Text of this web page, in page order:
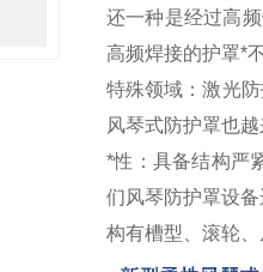
还一种是经过高
高频焊接的护罩*
特殊领域：激光
风琴式防护罩也
*性：具备结构严
们风琴防护罩设
构有槽型、滚轮、